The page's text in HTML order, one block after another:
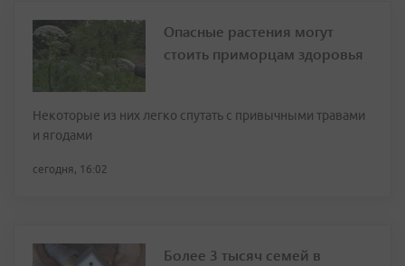
Опасные растения могут
стоить приморцам здоровья
Некоторые из них легко спутать с привычными травами
и ягодами
сегодня, 16:02
Более 3 тысяч семей в